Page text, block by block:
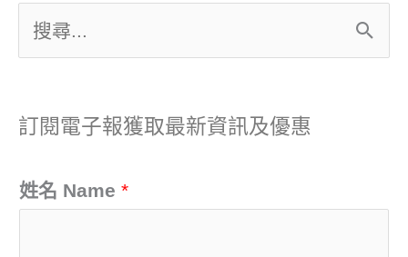
搜
關
字
訂閱電子報獲取最新資訊及優惠
姓名 Name *